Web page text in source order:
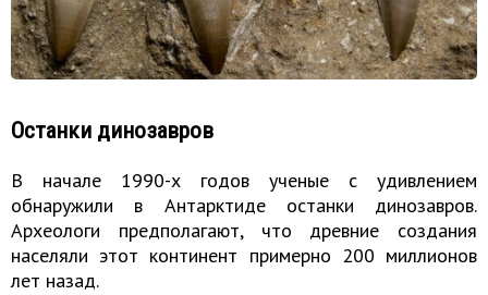
Останки динозавров
В начале 1990-х годов ученые с удивлением
обнаружили в Антарктиде останки динозавров.
Археологи предполагают, что древние создания
населяли этот континент примерно 200 миллионов
лет назад.